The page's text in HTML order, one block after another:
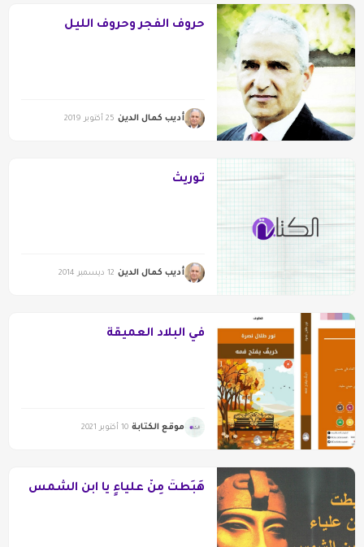
حروف الفجر وحروف الليل
أديب كمال الدين 25 أكتوبر 2019
توريث
أديب كمال الدين 12 ديسمبر 2014
في البلاد العميقة
موقع الكتابة 10 أكتوبر 2021
هَبَطتَ مِنْ علياءٍ يا ابن الشمس